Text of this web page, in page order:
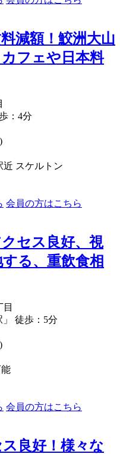
減額！鮫洲大山
フェや日本料
：4分
近 スケルトン
会員の方はこちら
セス良好、視
る、重飲食相
徒歩：5分
会員の方はこちら
良好！様々な